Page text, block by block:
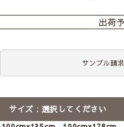
レースカーテ
【翌日出荷】【既製(2枚入
出荷
サンプル請
サイズ 選択してください